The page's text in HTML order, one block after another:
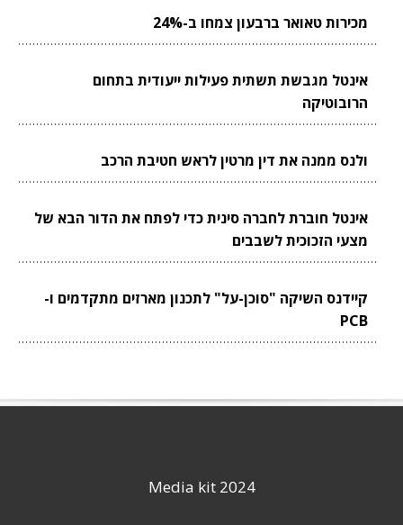
מכירות טאואר ברבעון צמחו ב-24%
אינטל מגבשת תשתית פעילות ייעודית בתחום
הרובוטיקה
ולנס ממנה את דין מרטין לראש חטיבת הרכב
אינטל חוברת לחברה סינית כדי לפתח את הדור הבא של
מצעי הזכוכית לשבבים
קיידנס השיקה "סוכן-על" לתכנון מארזים מתקדמים ו-
PCB
Media kit 2024